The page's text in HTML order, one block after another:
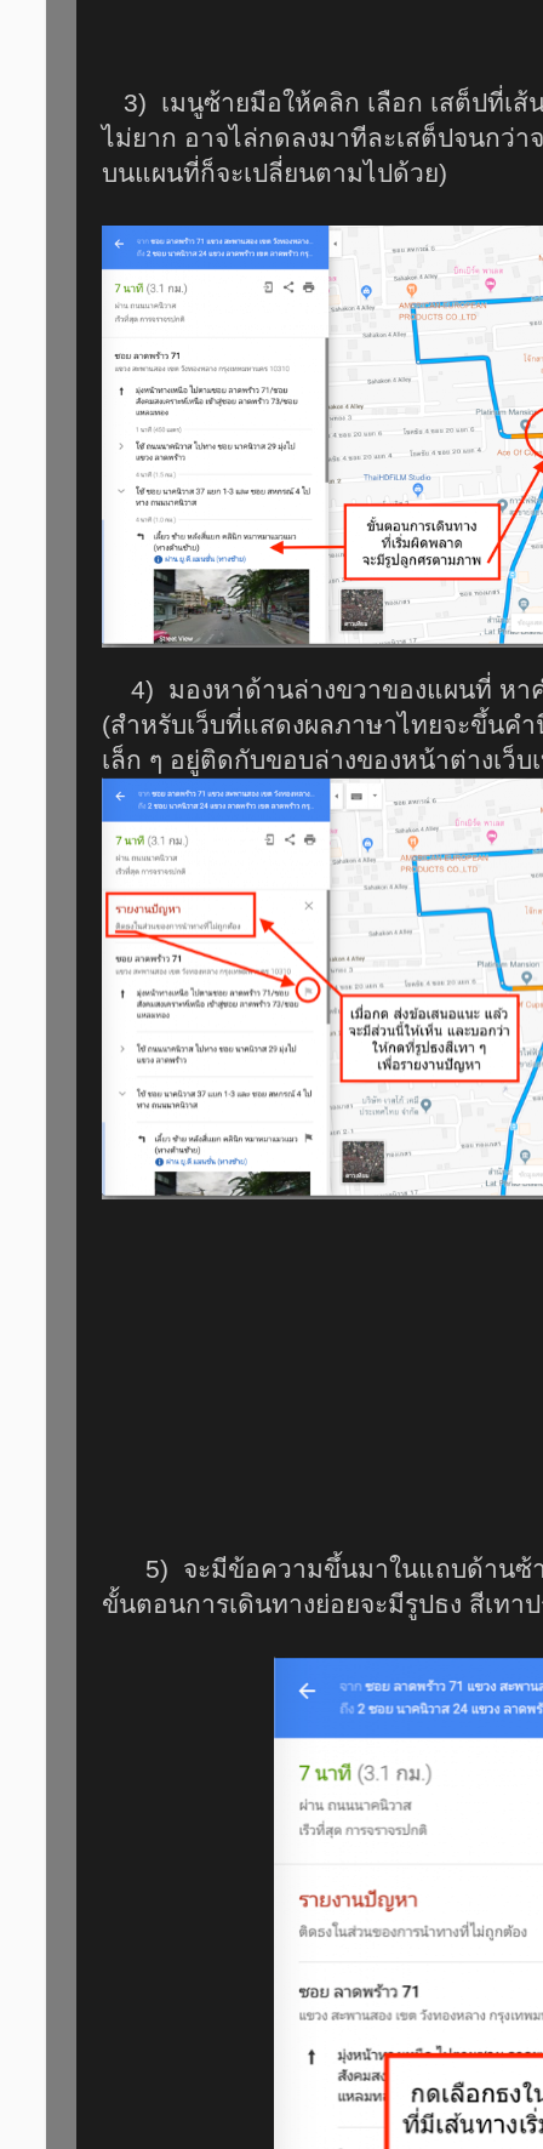
3) เมนูซ้ายมือให้คลิก เลือก เสต็ปที่เส้
ไม่ยาก อาจไล่กดลงมาทีละเสต็ปจนกว่า
บนแผนที่ก็จะเปลี่ยนตามไปด้วย)
4) มองหาด้านล่างขวาของแผนที่ หา
(สำหรับเว็บที่แสดงผลภาษาไทยจะขึ้นคำ
เล็ก ๆ อยู่ติดกับขอบล่างของหน้าต่างเว็บเ
5) จะมีข้อความขึ้นมาในแถบด้านซ้า
ขั้นตอนการเดินทางย่อยจะมีรูปธง สีเทา